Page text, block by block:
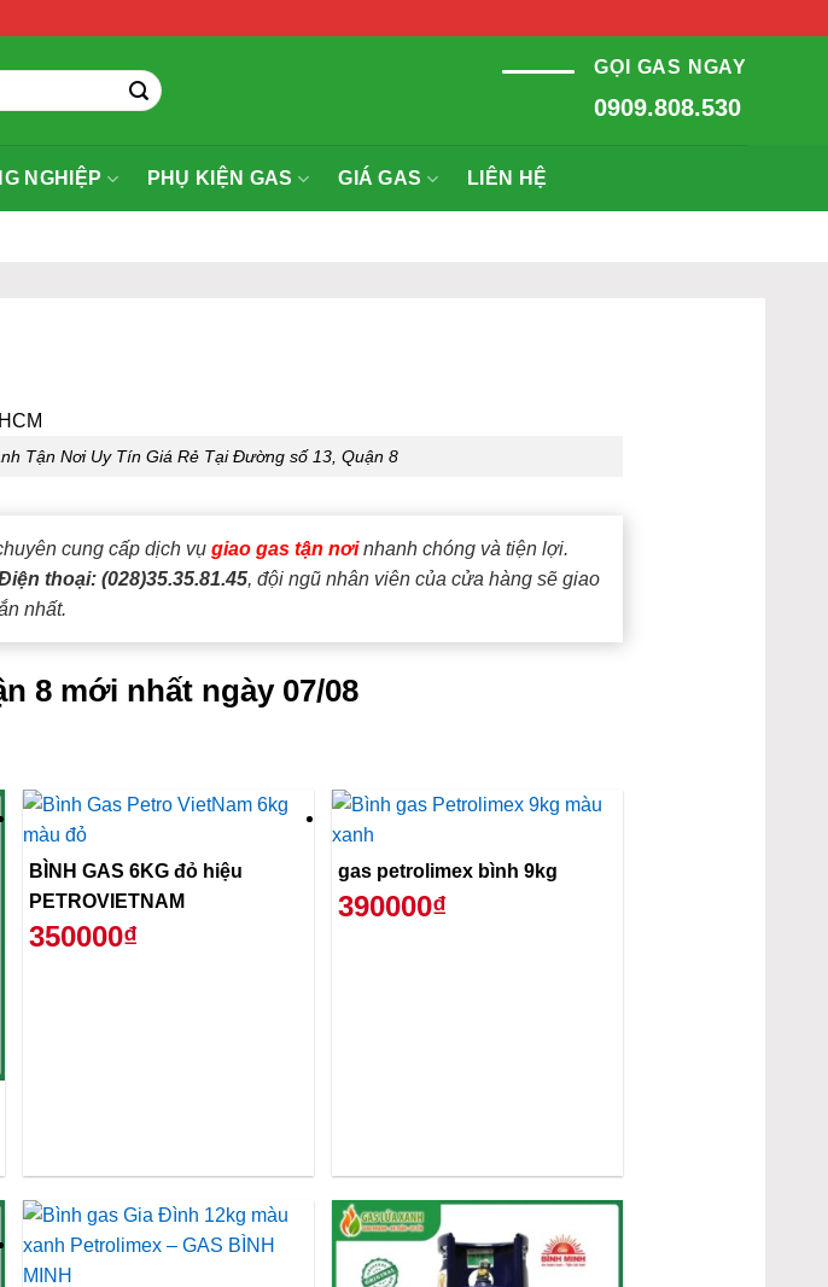
GỌI GAS NGAY
0909.808.530
NGHIỆP PHỤ KIỆN GAS GIÁ GAS LIÊN HỆ
Tận Nơi Uy Tín Giá Rẻ Tại Đường số 13, Quận 8
cung cấp dịch vụgiao gas tận nơinhanh chóng và tiện lợi.
thoại: (028)35.35.81.45, đội ngũ nhân viên của cửa hàng sẽ giao
nhất.
8 mới nhất ngày 07/08
BÌNH GAS 6KG đỏ hiệu
PETROVIETNAM
350000₫
gas petrolimex bình 9kg
390000₫